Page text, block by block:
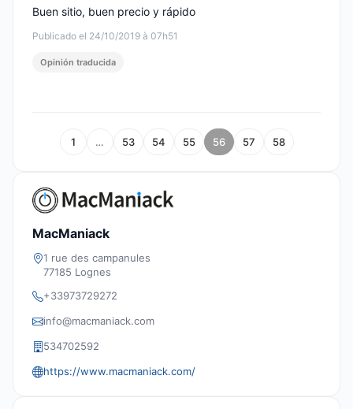
Publicado el 24/10/2019 à 07h51
Buen sitio, buen precio y rápido
Opinión traducida
1 … 53 54 55 56 57 58
MacManiack
1 rue des campanules
77185 Lognes
+33973729272
info@macmaniack.com
534702592
https://www.macmaniack.com/